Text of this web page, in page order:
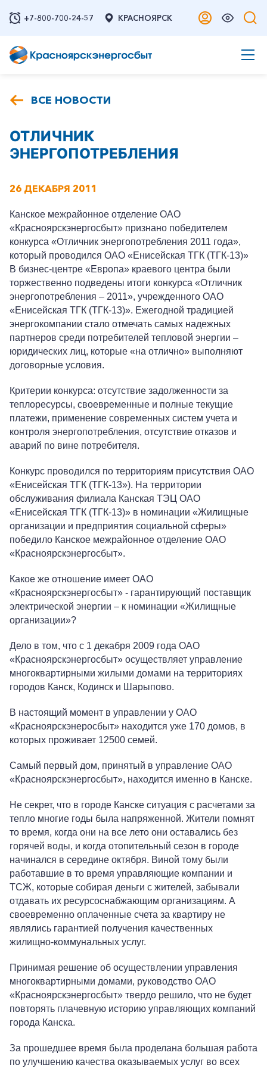
+7-800-700-24-57 КРАСНОЯРСК
ВСЕ НОВОСТИ
ОТЛИЧНИК
ЭНЕРГОПОТРЕБЛЕНИЯ
26 ДЕКАБРЯ 2011
Канское межрайонное отделение ОАО
«Красноярскэнергосбыт» признано победителем
конкурса «Отличник энергопотребления 2011 года»,
который проводился ОАО «Енисейская ТГК (ТГК-13)»
В бизнес-центре «Европа» краевого центра были
торжественно подведены итоги конкурса «Отличник
энергопотребления – 2011», учрежденного ОАО
«Енисейская ТГК (ТГК-13)». Ежегодной традицией
энергокомпании стало отмечать самых надежных
партнеров среди потребителей тепловой энергии –
юридических лиц, которые «на отлично» выполняют
договорные условия.
Критерии конкурса: отсутствие задолженности за
теплоресурсы, своевременные и полные текущие
платежи, применение современных систем учета и
контроля энергопотребления, отсутствие отказов и
аварий по вине потребителя.
Конкурс проводился по территориям присутствия ОАО
«Енисейская ТГК (ТГК-13»). На территории
обслуживания филиала Канская ТЭЦ ОАО
«Енисейская ТГК (ТГК-13)» в номинации «Жилищные
организации и предприятия социальной сферы»
победило Канское межрайонное отделение ОАО
«Красноярскэнергосбыт».
Какое же отношение имеет ОАО
«Красноярскэнергосбыт» - гарантирующий поставщик
электрической энергии – к номинации «Жилищные
организации»?
Дело в том, что с 1 декабря 2009 года ОАО
«Красноярскэнергосбыт» осуществляет управление
многоквартирными жилыми домами на территориях
городов Канск, Кодинск и Шарыпово.
В настоящий момент в управлении у ОАО
«Красноярскэнеросбыт» находится уже 170 домов, в
которых проживает 12500 семей.
Самый первый дом, принятый в управление ОАО
«Красноярскэнергосбыт», находится именно в Канске.
Не секрет, что в городе Канске ситуация с расчетами за
тепло многие годы была напряженной. Жители помнят
то время, когда они на все лето они оставались без
горячей воды, и когда отопительный сезон в городе
начинался в середине октября. Виной тому были
работавшие в то время управляющие компании и
ТСЖ, которые собирая деньги с жителей, забывали
отдавать их ресурсоснабжающим организациям. А
своевременно оплаченные счета за квартиру не
являлись гарантией получения качественных
жилищно-коммунальных услуг.
Принимая решение об осуществлении управления
многоквартирными домами, руководство ОАО
«Красноярскэнергосбыт» твердо решило, что не будет
повторять плачевную историю управляющих компаний
города Канска.
За прошедшее время была проделана большая работа
по улучшению качества оказываемых услуг во всех